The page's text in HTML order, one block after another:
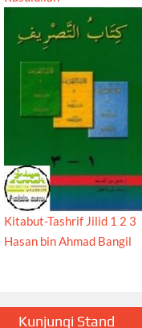
Kitabut-Tashrif Jilid 1 2 3
Hasan bin Ahmad Bangil
Kunjungi Stand